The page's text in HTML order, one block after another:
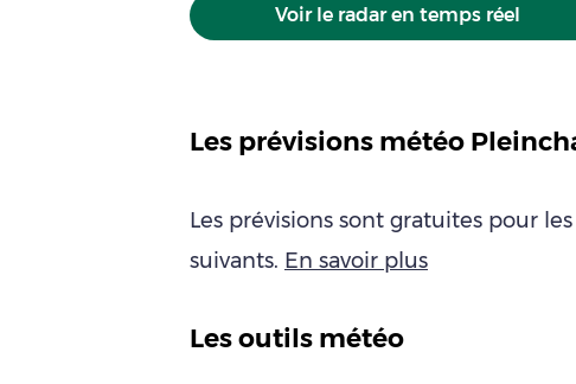
Voir le radar en temps réel
Les prévisions météo
Les prévisions sont gratuites pour
suivants. En savoir plus
Les outils météo